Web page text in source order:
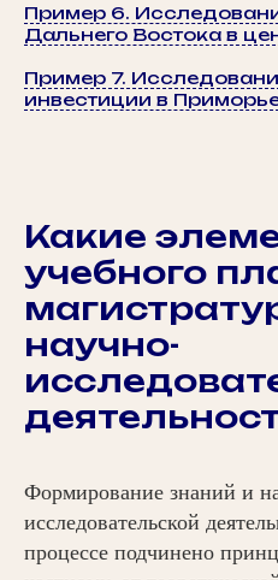
Пример 6.
Дальнего Востока в
Пример 7.
инвестиции в
Какие
учебного
научно-
Формирование знаний и
исследовательской
процессе подчинено